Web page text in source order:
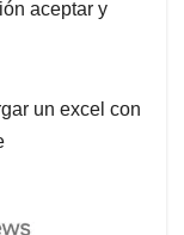
aceptar y
un excel con